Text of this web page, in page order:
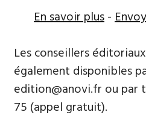
En savoir plus-
Les conseillers
également disponibles
edition@anovi.fr ou par
75 (appel gratuit).